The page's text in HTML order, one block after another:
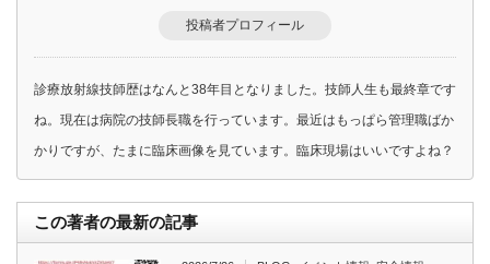
投稿者プロフィール
診療放射線技師歴はなんと38年目となりました。技師人生も最終章です
ね。現在は病院の技師長職を行っています。最近はもっぱら管理職ばか
かりですが、たまに臨床画像を見ています。臨床現場はいいですよね？
この著者の最新の記事